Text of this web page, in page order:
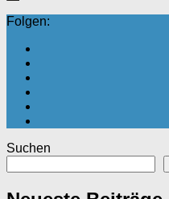
Folgen:
Suchen